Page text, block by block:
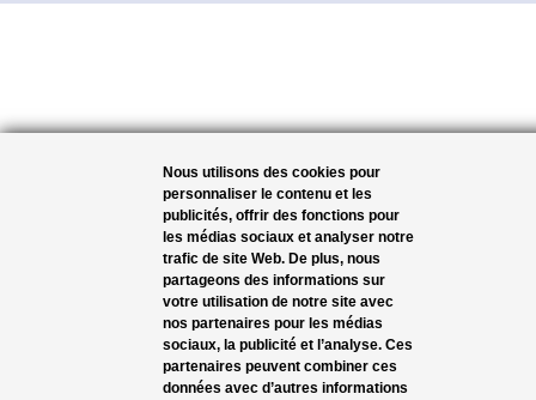
Nous utilisons des cookies pour
personnaliser le contenu et les
publicités, offrir des fonctions pour
les médias sociaux et analyser notre
trafic de site Web. De plus, nous
partageons des informations sur
votre utilisation de notre site avec
nos partenaires pour les médias
sociaux, la publicité et l’analyse. Ces
partenaires peuvent combiner ces
données avec d’autres informations